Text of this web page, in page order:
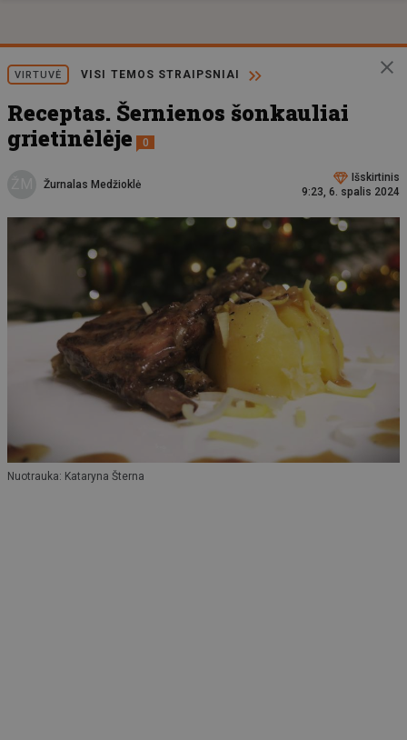
VIRTUVĖ VISI TEMOS STRAIPSNIAI
Receptas. Šernienos šonkauliai
grietinėlėje
0
Žurnalas Medžioklė
Išskirtinis
9:23, 6. spalis 2024
Nuotrauka: Kataryna Šterna